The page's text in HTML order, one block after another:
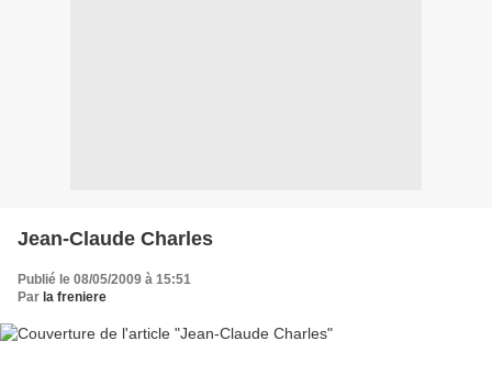
Jean-Claude Charles
Publié le 08/05/2009 à 15:51
Par la freniere